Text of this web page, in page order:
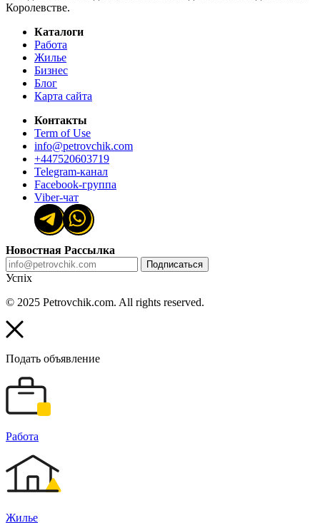
Королевстве.
Каталоги
Работа
Жилье
Бизнес
Блог
Карта сайта
Контакты
Term of Use
info@petrovchik.com
+447520603719
Telegram-канал
Facebook-группа
Viber-чат
Новостная Рассылка
Подписаться
Успіх
© 2025 Petrovchik.com. All rights reserved.
Подать объявление
Работа
Жилье